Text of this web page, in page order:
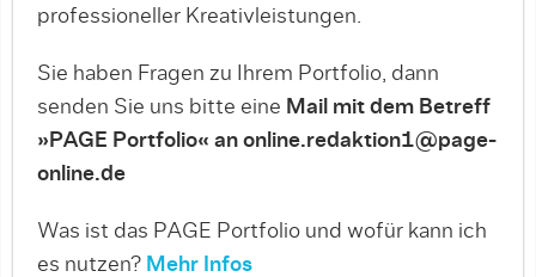
professioneller Kreativleistungen.
Sie haben Fragen zu Ihrem Portfolio, dann
senden Sie uns bitte eine Mail mit dem Betreff
»PAGE Portfolio« an online.redaktion1@page-
online.de
Was ist das PAGE Portfolio und wofür kann ich
es nutzen? Mehr Infos